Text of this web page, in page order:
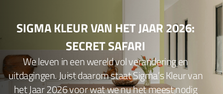
SIGMA KLEUR VAN HET JAAR 2026:
SECRET SAFARI
We leven in een wereld vol verandering en
uitdagingen. Juist daarom staat Sigma’s Kleur van
het Jaar 2026 voor wat we nu het meest nodig